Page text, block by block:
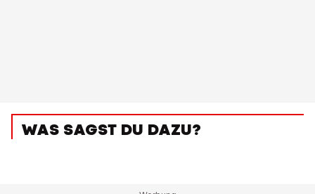
WAS SAGST DU DAZU?